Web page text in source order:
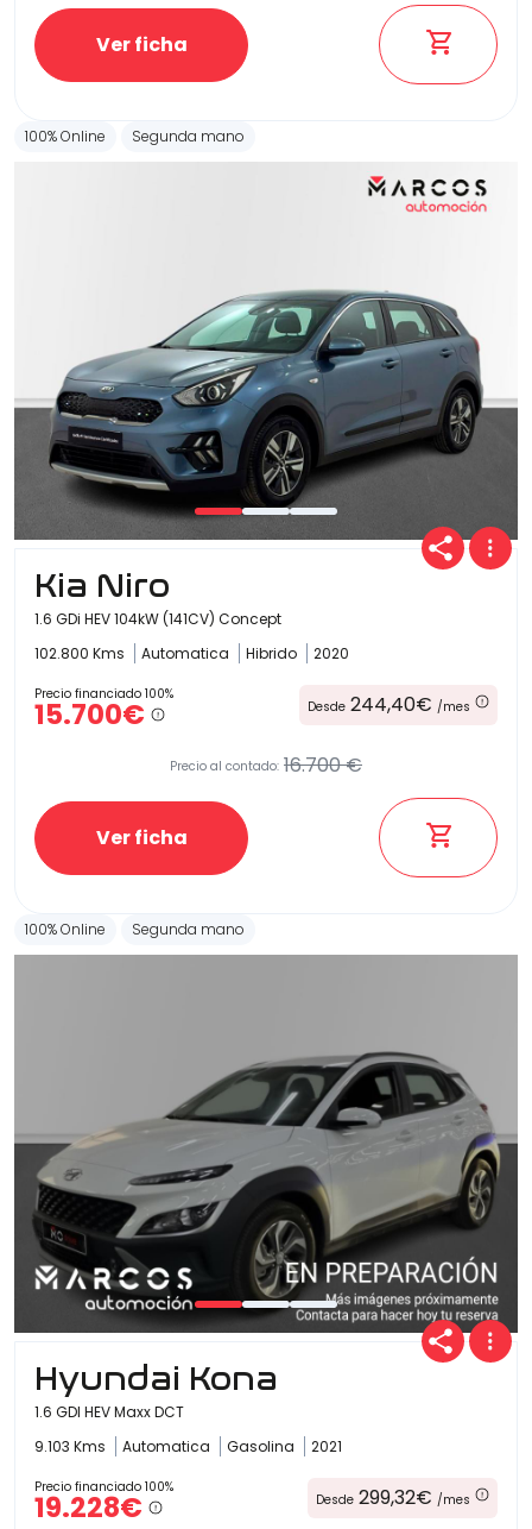
Ver ficha
100% Online Segunda mano
Kia Niro
1.6 GDi HEV 104kW (141CV) Concept
102.800 Kms
Automatica Hibrido 2020
Precio financiado 100%
15.700€ Desde 244,40€ /mes
Precio al contado: 16.700 €
Ver ficha
100% Online Segunda mano
Hyundai Kona
1.6 GDI HEV Maxx DCT
9.103 Kms
Automatica Gasolina 2021
Precio financiado 100%
19.228€ Desde 299,32€ /mes